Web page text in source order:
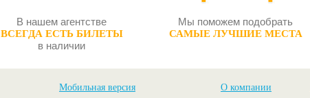
В нашем агентстве
ВСЕГДА ЕСТЬ БИЛЕТЫ
в наличии
Мы поможем подобрать
САМЫЕ ЛУЧШИЕ МЕСТА
Мобильная версия О компании